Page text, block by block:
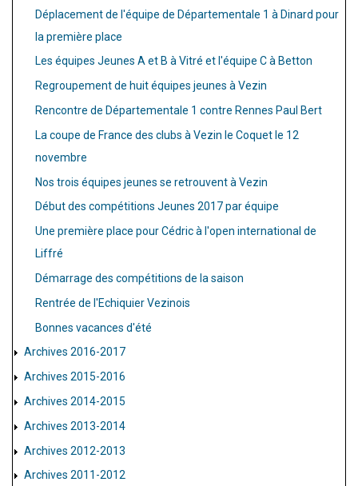
Déplacement de l'équipe de Départementale 1 à Dinard pour
la première place
Les équipes Jeunes A et B à Vitré et l'équipe C à Betton
Regroupement de huit équipes jeunes à Vezin
Rencontre de Départementale 1 contre Rennes Paul Bert
La coupe de France des clubs à Vezin le Coquet le 12
novembre
Nos trois équipes jeunes se retrouvent à Vezin
Début des compétitions Jeunes 2017 par équipe
Une première place pour Cédric à l'open international de
Liffré
Démarrage des compétitions de la saison
Rentrée de l'Echiquier Vezinois
Bonnes vacances d'été
Archives 2016-2017
Archives 2015-2016
Archives 2014-2015
Archives 2013-2014
Archives 2012-2013
Archives 2011-2012